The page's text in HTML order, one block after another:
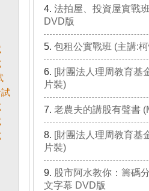
法拍屋、投資屋實戰
DVD版
包租公實戰班 (主講:
[財團法人理周教育基
片裝)
老農夫的講股有聲書
[財團法人理周教育基
片裝)
股市阿水教你：籌碼
文字幕 DVD版